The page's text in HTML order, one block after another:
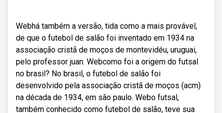
Webhá também a versão, tida como a mais provável,
de que o futebol de salão foi inventado em 1934 na
associação cristã de moços de montevidéu, uruguai,
pelo professor juan. Webcomo foi a origem do futsal
no brasil? No brasil, o futebol de salão foi
desenvolvido pela associação cristã de moços (acm)
na década de 1934, em são paulo. Webo futsal,
também conhecido como futebol de salão, teve sua